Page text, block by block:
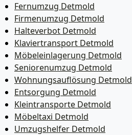
Fernumzug Detmold
Firmenumzug Detmold
Halteverbot Detmold
Klaviertransport Detmold
Möbeleinlagerung Detmold
Seniorenumzug Detmold
Wohnungsauflösung Detmold
Entsorgung Detmold
Kleintransporte Detmold
Möbeltaxi Detmold
Umzugshelfer Detmold